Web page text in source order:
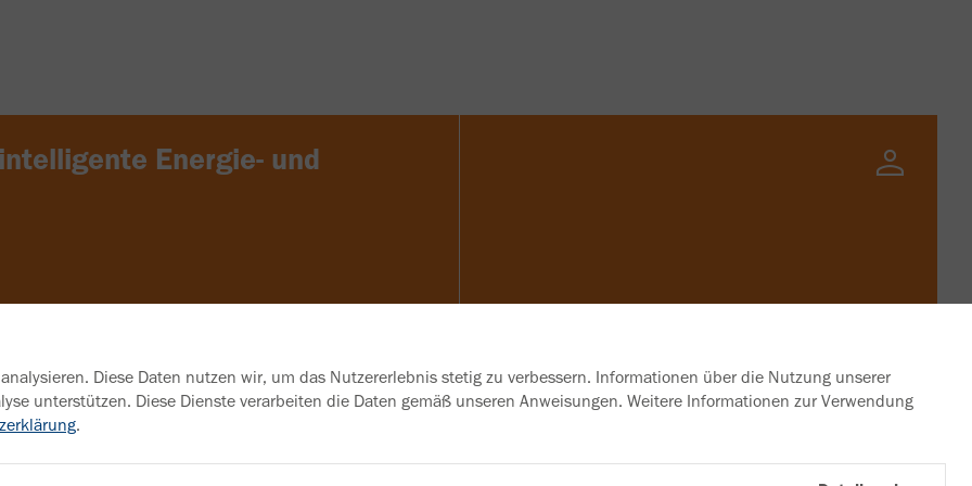
Energie- und
Diese Daten nutzen wir, um das Nutzererlebnis stetig zu verbessern. Informationen über die Nutzung unserer
unterstützen. Diese Dienste verarbeiten die Daten gemäß unseren Anweisungen. Weitere Informationen zur Verwendung
.